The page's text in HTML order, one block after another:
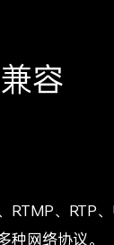
容
RTMP、RTP
种网络协议。